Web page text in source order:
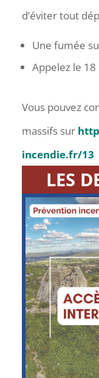
d’éviter tout
Une fumée
Appelez le 18
Vous pouvez
massifs sur
incendie.fr/13
LES